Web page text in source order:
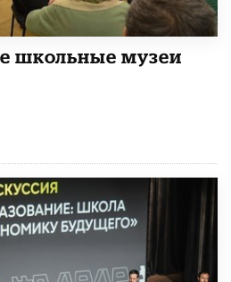
школьные музеи